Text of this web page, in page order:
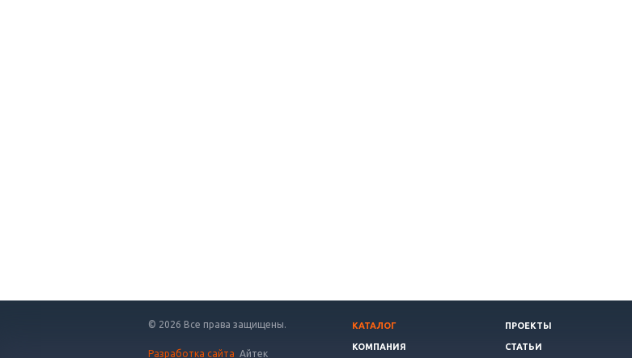
© 2026 Все права защищены.
Разработка сайта Айтек
КАТАЛОГ ПРОЕКТЫ
КОМПАНИЯ СТАТЬИ